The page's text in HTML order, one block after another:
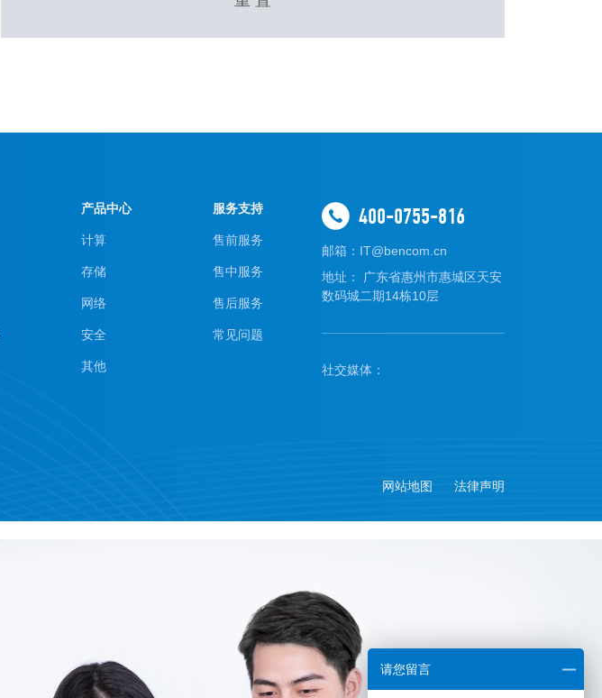
产品中心
计算
存储
网络
安全
其他
服务支持
售前服务
售中服务
售后服务
常见问题
400-0755-816
邮箱：IT@bencom.cn
地址： 广东省惠州市惠城区天安
数码城二期14栋10层
社交媒体：
网站地图 法律声明
请您留言